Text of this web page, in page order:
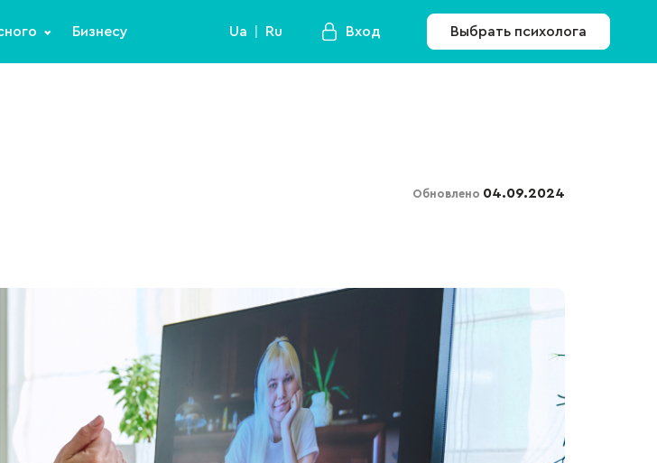
Бизнесу Ua Ru Вход Выбрать психолога
Обновлено 04.09.2024